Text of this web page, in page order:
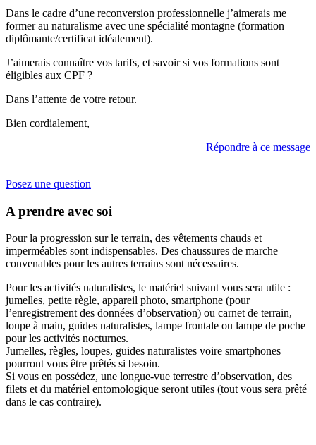
Dans le cadre d’une reconversion professionnelle j’aimerais me
former au naturalisme avec une spécialité montagne (formation
diplômante/certificat idéalement).
J’aimerais connaître vos tarifs, et savoir si vos formations sont
éligibles aux CPF ?
Dans l’attente de votre retour.
Bien cordialement,
Répondre à ce message
Posez une question
A prendre avec soi
Pour la progression sur le terrain, des vêtements chauds et
imperméables sont indispensables. Des chaussures de marche
convenables pour les autres terrains sont nécessaires.
Pour les activités naturalistes, le matériel suivant vous sera utile :
jumelles, petite règle, appareil photo, smartphone (pour
l’enregistrement des données d’observation) ou carnet de terrain,
loupe à main, guides naturalistes, lampe frontale ou lampe de poche
pour les activités nocturnes.
Jumelles, règles, loupes, guides naturalistes voire smartphones
pourront vous être prêtés si besoin.
Si vous en possédez, une longue-vue terrestre d’observation, des
filets et du matériel entomologique seront utiles (tout vous sera prêté
dans le cas contraire).